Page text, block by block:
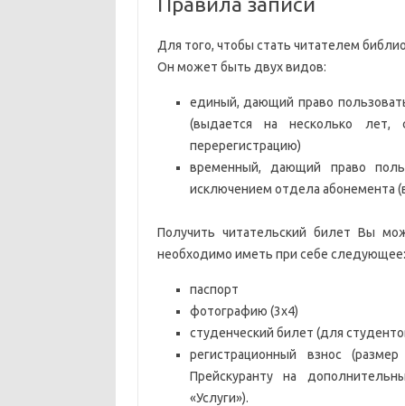
Для того, чтобы стать читателем
Он может быть двух видов:
единый, дающий право
(выдается на несколько
перерегистрацию)
временный, дающий право
исключением отдела абонемента
Получить читательский билет Вы
необходимо иметь при себе следующее:
паспорт
фотографию (3х4)
студенческий билет (для
регистрационный взнос (размер
Прейскуранту на
«Услуги»).